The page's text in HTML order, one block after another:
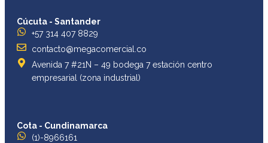
Cúcuta - Santander
+57 314 407 8829
contacto@megacomercial.co
Avenida 7 #21N – 49 bodega 7 estación centro
empresarial (zona industrial)
Cota - Cundinamarca
(1)-8966161